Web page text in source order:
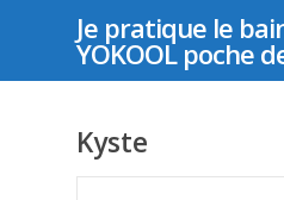
Appuyer sur "entrer" pour
pour fermer
Je pratique le
YOKOOL poche
Kyste